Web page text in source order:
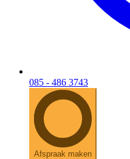
085 - 486 3743
Afspraak maken